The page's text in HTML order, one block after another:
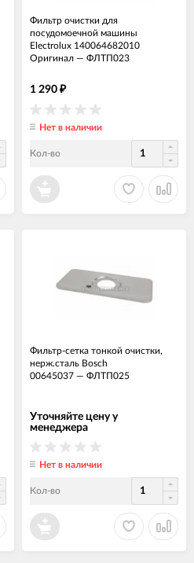
Фильтр очистки для
посудомоечной машины
Electrolux 140064682010
Оригинал — ФЛТП023
1 290 ₽
Нет в наличии
Кол-во
Фильтр-сетка тонкой очистки,
нерж.сталь Bosch
00645037 — ФЛТП025
Уточняйте цену у
менеджера
Нет в наличии
Кол-во